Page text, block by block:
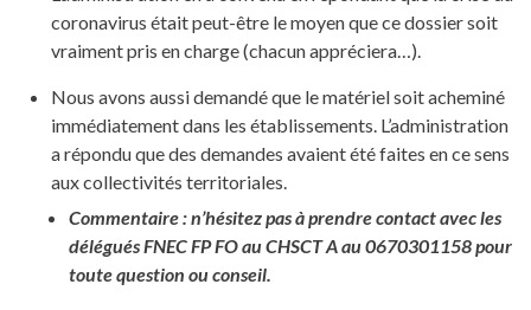
coronavirus était peut-être le moyen que ce dossier soit
vraiment pris en charge (chacun appréciera…).
Nous avons aussi demandé que le matériel soit acheminé
immédiatement dans les établissements. L’administration
a répondu que des demandes avaient été faites en ce sens
aux collectivités territoriales.
Commentaire : n’hésitez pas à prendre contact avec les
délégués FNEC FP FO au CHSCT A au 0670301158 pour
toute question ou conseil.